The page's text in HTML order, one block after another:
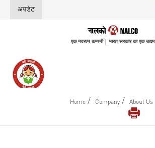
अपडेट
एक नवरत्न कम्पनी | भारत सरकार का एक उद्यम
Home / Company / About Us